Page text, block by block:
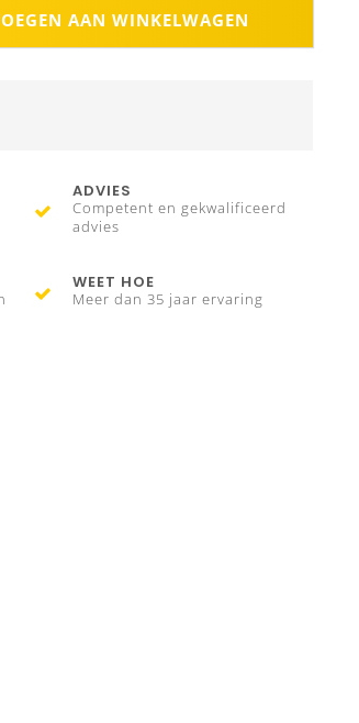
AAN WINKELWAGEN
ADVIES
Competent en gekwalificeerd
advies
WEET HOE
Meer dan 35 jaar ervaring